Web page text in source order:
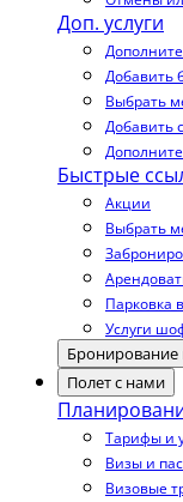
Доп. услуги
Добавить
Выбрать
Добавить
Быстрые
Акции
Выбрать
Парковка
Услуги
Бронирование
Полет с нами
Тарифы и
Визы и
Визовые